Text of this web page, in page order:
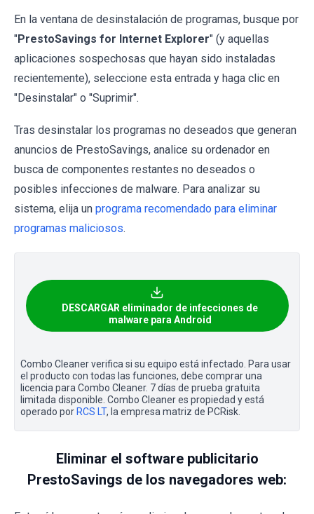
En la ventana de desinstalación de programas, busque por
"PrestoSavings for Internet Explorer" (y aquellas
aplicaciones sospechosas que hayan sido instaladas
recientemente), seleccione esta entrada y haga clic en
"Desinstalar" o "Suprimir".
Tras desinstalar los programas no deseados que generan
anuncios de PrestoSavings, analice su ordenador en
busca de componentes restantes no deseados o
posibles infecciones de malware. Para analizar su
sistema, elija un programa recomendado para eliminar
programas maliciosos.
DESCARGAR eliminador de infecciones de
malware para Android
Combo Cleaner verifica si su equipo está infectado. Para usar
el producto con todas las funciones, debe comprar una
licencia para Combo Cleaner. 7 días de prueba gratuita
limitada disponible. Combo Cleaner es propiedad y está
operado por RCS LT, la empresa matriz de PCRisk.
Eliminar el software publicitario
PrestoSavings de los navegadores web: